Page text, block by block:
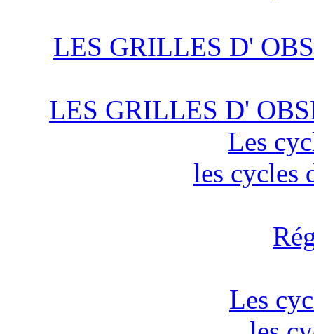
LES GRILLES D'
LES GRILLES D'
Les
les cycles
Les